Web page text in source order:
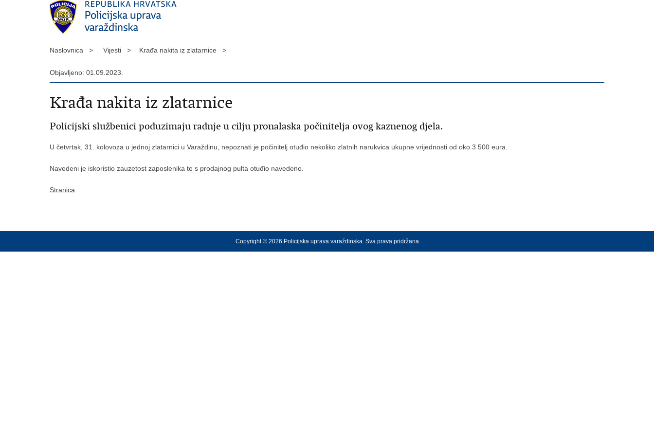
Naslovnica > Vijesti > Krađa nakita iz zlatarnice >
Objavljeno: 01.09.2023.
Krađa nakita iz zlatarnice
Policijski službenici poduzimaju radnje u cilju pronalaska počinitelja ovog kaznenog djela.
U četvrtak, 31. kolovoza u jednoj zlatarnici u Varaždinu, nepoznati je počinitelj otuđio nekoliko zlatnih narukvica ukupne vrijednosti od oko 3 500 eura.
Navedeni je iskoristio zauzetost zaposlenika te s prodajnog pulta otuđio navedeno.
Stranica
Copyright © 2026 Policijska uprava varaždinska. Sva prava pridržana